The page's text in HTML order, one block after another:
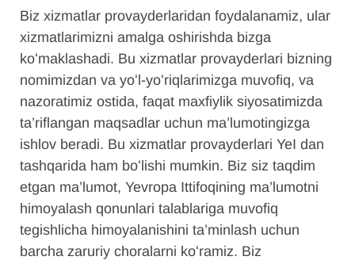
Biz xizmatlar provayderlaridan foydalanamiz, ular
xizmatlarimizni amalga oshirishda bizga
koʻmaklashadi. Bu xizmatlar provayderlari bizning
nomimizdan va yoʻl-yoʻriqlarimizga muvofiq, va
nazoratimiz ostida, faqat maxfiylik siyosatimizda
ta’riflangan maqsadlar uchun ma’lumotingizga
ishlov beradi. Bu xizmatlar provayderlari YeI dan
tashqarida ham boʻlishi mumkin. Biz siz taqdim
etgan ma’lumot, Yevropa Ittifoqining ma’lumotni
himoyalash qonunlari talablariga muvofiq
tegishlicha himoyalanishini ta’minlash uchun
barcha zaruriy choralarni koʻramiz. Biz